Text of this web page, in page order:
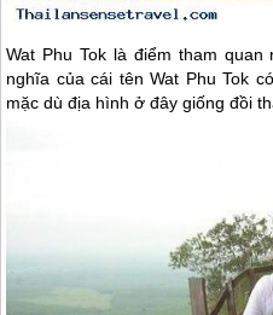
Wat Phu Tok là điểm tham
nghĩa của cái tên Wat Phu Tok
mặc dù địa hình ở đây giống đồi